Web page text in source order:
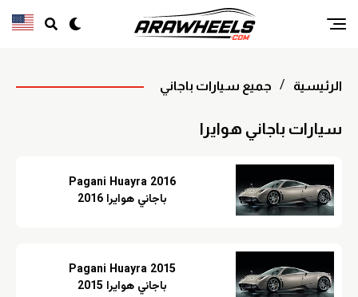
الرئيسية جميع سيارات باجاني
سيارات باجاني هوايرا
Pagani Huayra 2016
باجاني هوايرا 2016
Pagani Huayra 2015
باجاني هوايرا 2015